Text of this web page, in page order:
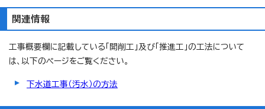
関連情報
工事概要欄に記載している「開削工」及び「推進工」の工法について
は、以下のページをご覧ください。
下水道工事（汚水）の方法